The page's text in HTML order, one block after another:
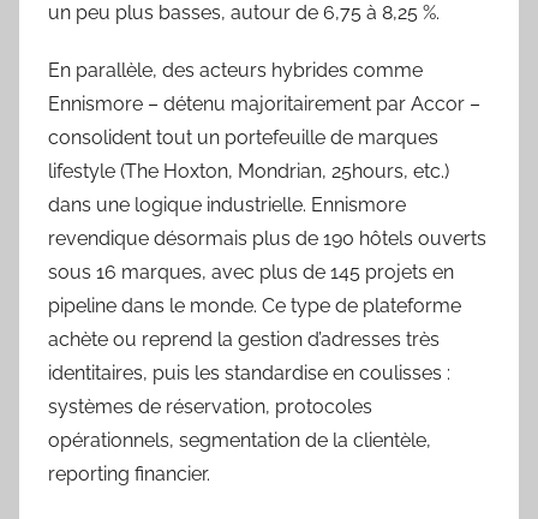
un peu plus basses, autour de 6,75 à 8,25 %.
En parallèle, des acteurs hybrides comme
Ennismore – détenu majoritairement par Accor –
consolident tout un portefeuille de marques
lifestyle (The Hoxton, Mondrian, 25hours, etc.)
dans une logique industrielle. Ennismore
revendique désormais plus de 190 hôtels ouverts
sous 16 marques, avec plus de 145 projets en
pipeline dans le monde. Ce type de plateforme
achète ou reprend la gestion d’adresses très
identitaires, puis les standardise en coulisses :
systèmes de réservation, protocoles
opérationnels, segmentation de la clientèle,
reporting financier.